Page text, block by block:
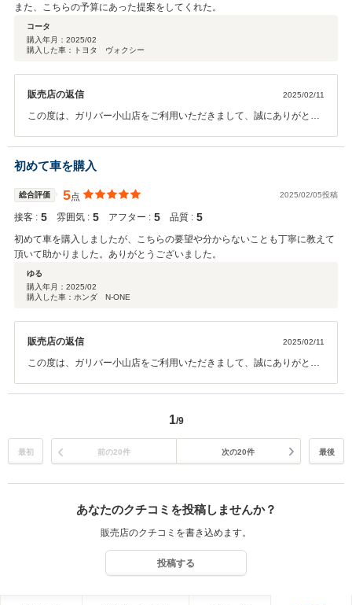
また、こちらの予算にあった提案をしてくれた。
コータ
購入年月： 2025/02
購入した車：トヨタ ヴォクシー
販売店の返信 2025/02/11
この度は、ガリバー小山店をご利用いただきまして、誠にありがとう
く感謝申し上げます。今後もお客様により寄り添ったご提案ができる
よう、邁進してまいります。 アフターサービスでも、お待ちしており
ますので、いつでもご来店下さいませ！ 今後とも、よろしくお願いい
たします。
初めて車を購入
総合評価 5点 2025/02/05投稿
接客 : 5 雰囲気 : 5 アフター : 5 品質 : 5
初めて車を購入しましたが、こちらの要望や分からないことも丁寧に教えて
頂いて助かりました。ありがとうございました。
ゆる
購入年月： 2025/02
購入した車：ホンダ N-ONE
販売店の返信 2025/02/11
この度は、ガリバー小山店をご利用いただきまして、誠にありがとう
く感謝申し上げます。お客様の「分からないこと」を丁寧に解消でき
ちしておりますので、いつでもご来店下さいませ！ 今後とも、よろし
くお願いいたします。
1/9
最初 前の20件 次の20件 最後
あなたのクチコミを投稿しませんか？
販売店のクチコミを書き込めます。
投稿する